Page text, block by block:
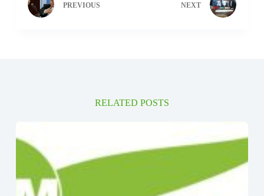
PREVIOUS NEXT
RELATED POSTS